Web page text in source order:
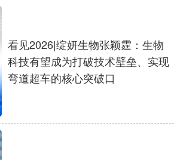
吉林 上海 江苏
安徽 福建 江西
看见2026|绽妍生物张颖霆：生物
科技有望成为打破技术壁垒、实现
弯道超车的核心突破口